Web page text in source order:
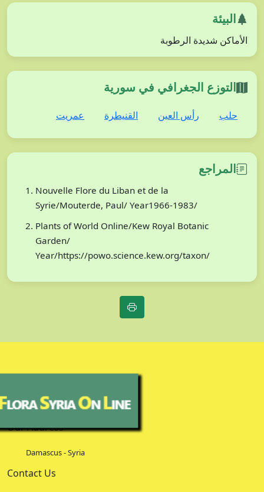
البيئة
الأماكن شديدة الرطوبة
التوزع الجغرافي في سورية
حلب رأس العين القنيطرة عمريت
المراجع
Nouvelle Flore du Liban et de la
Syrie/Mouterde, Paul/ Year1966-1983/
Plants of World Online/Kew Royal Botanic
Garden/
Year/https://powo.science.kew.org/taxon/
Our Address
Damascus - Syria
Contact Us